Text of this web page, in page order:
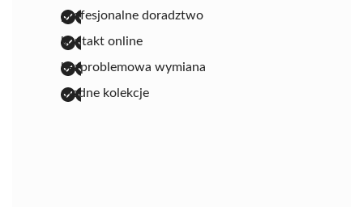
profesjonalne doradztwo
kontakt online
bezproblemowa wymiana
modne kolekcje